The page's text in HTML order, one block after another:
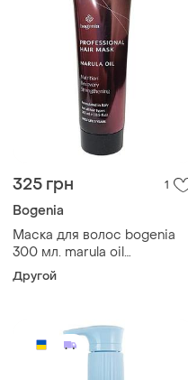
325 грн 1
Bogenia
Маска для волос bogenia
300 мл. marula oil
профессиональная
Другой